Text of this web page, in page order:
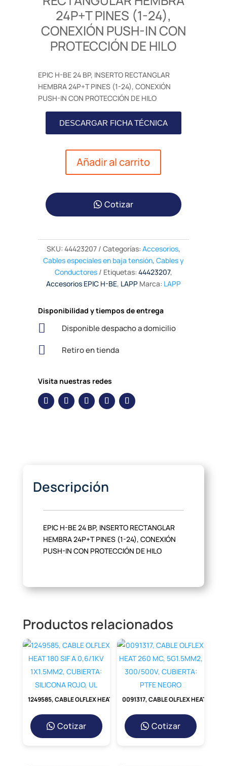
24P+T PINES (1-24),
CONEXIÓN PUSH-IN CON
PROTECCIÓN DE HILO
EPIC H-BE 24 BP, INSERTO RECTANGLAR
HEMBRA 24P+T PINES (1-24), CONEXIÓN
PUSH-IN CON PROTECCIÓN DE HILO
DESCARGAR FICHA TÉCNICA
Añadir al carrito
Cotizar
SKU: 44423207 Categorías: Accesorios,
Cables especiales en baja tensión, Cables y
Conductores
Etiquetas: 44423207,
Accesorios EPIC H-BE, LAPP Marca: LAPP
Disponibilidad y tiempos de entrega
 Disponible despacho a domicilio
 Retiro en tienda
Visita nuestras redes
Descripción
EPIC H-BE 24 BP, INSERTO RECTANGLAR
HEMBRA 24P+T PINES (1-24), CONEXIÓN
PUSH-IN CON PROTECCIÓN DE HILO
Productos relacionados
Cotizar Cotizar